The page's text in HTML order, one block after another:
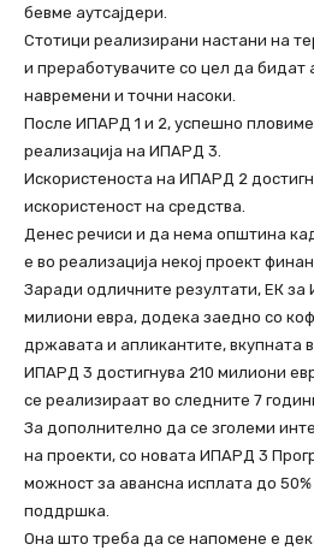
бевме аутсајдери.
Стотици реализирани настани на
и преработувачите со цел да бидат
навремени и точни насоки.
После ИПАРД 1 и 2, успешно
реализација на ИПАРД 3.
Искористеноста на ИПАРД 2
искористеност на средства.
Денес речиси и да нема општина
е во реализација некој проект
Заради одличните резултати, ЕК
милиони евра, додека заедно со
државата и апликантите, вкупната
ИПАРД 3 достигнува 210 милиони
се реализираат во следните 7
За дополнително да се зголеми
на проекти, со новата ИПАРД 3
можност за авансна исплата до
поддршка.
Она што треба да се напомене е